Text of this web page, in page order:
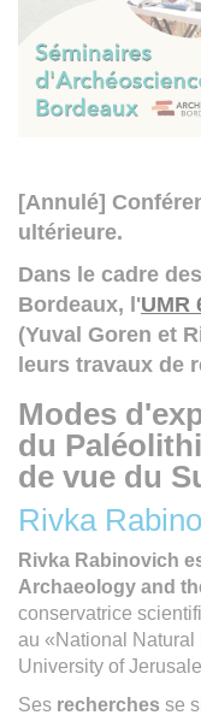
[Annulé]
ultérieure.
Dans le cadre
Bordeaux, l'UMR
(Yuval Goren et
leurs travaux de
Modes
du
de vue du
Rivka
Rivka Rabinovich
Archaeology and
conservatrice
au «National
University of
Ses recherches se